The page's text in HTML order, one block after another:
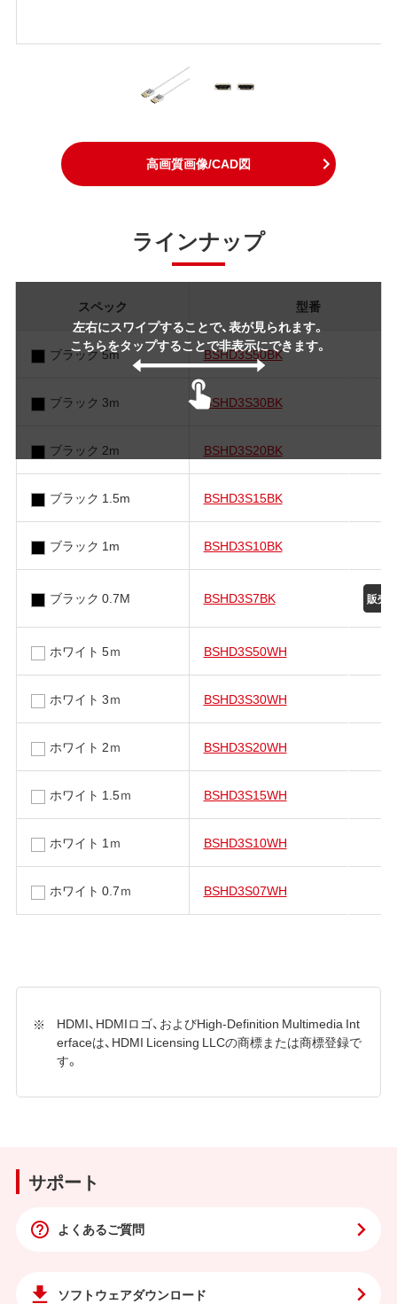
高画質画像/CAD図
ラインナップ
左右にスワイプすることで、表が見られます。
こちらをタップすることで非表示にできます。
スペック 型番
ブラック 5m BSHD3S50BK
ブラック 3m BSHD3S30BK
ブラック 2m BSHD3S20BK
ブラック 1.5m BSHD3S15BK
ブラック 1m BSHD3S10BK
ブラック 0.7M BSHD3S7BK
ホワイト 5ｍ BSHD3S50WH
ホワイト 3ｍ BSHD3S30WH
ホワイト 2ｍ BSHD3S20WH
ホワイト 1.5ｍ BSHD3S15WH
ホワイト 1ｍ BSHD3S10WH
ホワイト 0.7ｍ BSHD3S07WH
HDMI、HDMIロゴ、およびHigh-Definition Multimedia Int
erfaceは、HDMI Licensing LLCの商標または商標登録で
す。
サポート
よくあるご質問
ソフトウェアダウンロード